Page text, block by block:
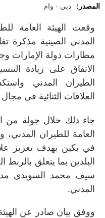
المصدر: دبي - وام
وقعت الهيئة العامة
المدني الصينية مذكرة
مطارات دولة الإمارات
الاتفاق على زيادة
الطيران المدني
العلاقات الثنائية في
جاء ذلك خلال جولة من
العامة للطيران المدني،
في بكين بهدف تعزيز
البلدين بما يتعلق
سيف محمد السويدي
المدني.
ووفق بيان صادر عن